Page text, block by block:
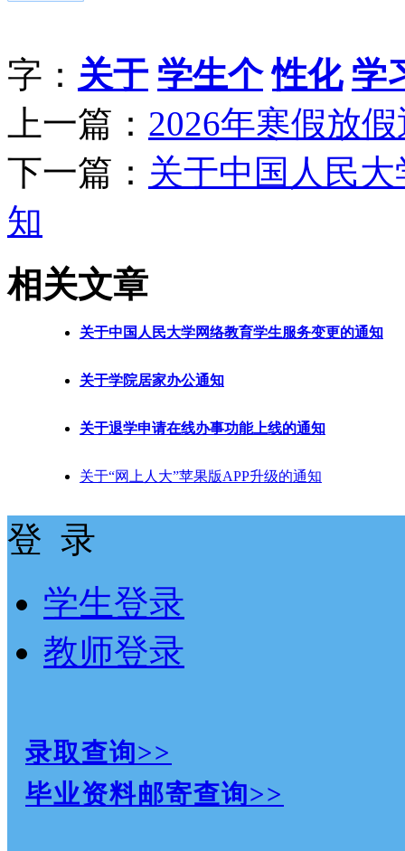
字： 关于 学生个 性化 学
上一篇： 2026年寒假放
下一篇： 关于中国人民
知
相关文章
关于中国人民大学网络教育学生服务变更的通知
关于学院居家办公通知
关于退学申请在线办事功能上线的通知
关于“网上人大”苹果版APP升级的通知
登 录
学生登录
教师登录
录取查询>>
毕业资料邮寄查询>>